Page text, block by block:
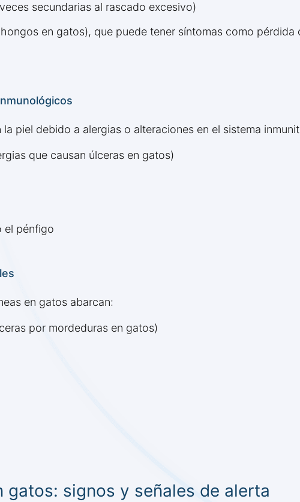
secundarias al rascado excesivo)
en gatos), que puede tener síntomas como pérdida
piel debido a alergias o alteraciones en el sistema
que causan úlceras en gatos)
el pénfigo
en gatos abarcan:
por mordeduras en gatos)
gatos: signos y señales de alerta